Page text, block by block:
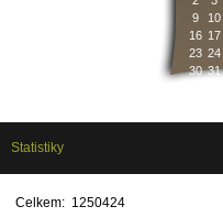
9
10
16 17
23 24
30 31
Statistiky
Celkem: 1250424